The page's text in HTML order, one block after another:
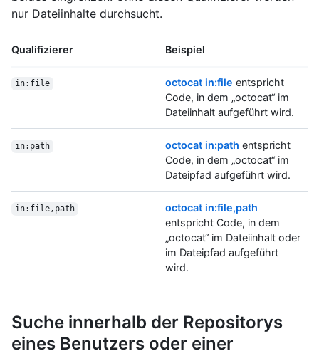
nur Dateiinhalte durchsucht.
Qualifizierer Beispiel
in:file octocat in:file entspricht
Code, in dem „octocat“ im
Dateiinhalt aufgeführt wird.
in:path octocat in:path entspricht
Code, in dem „octocat“ im
Dateipfad aufgeführt wird.
in:file,path
octocat in:file,path
entspricht Code, in dem
„octocat“ im Dateiinhalt oder
im Dateipfad aufgeführt
wird.
Suche innerhalb der Repositorys
eines Benutzers oder einer